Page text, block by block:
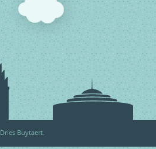
Dries Buytaert.